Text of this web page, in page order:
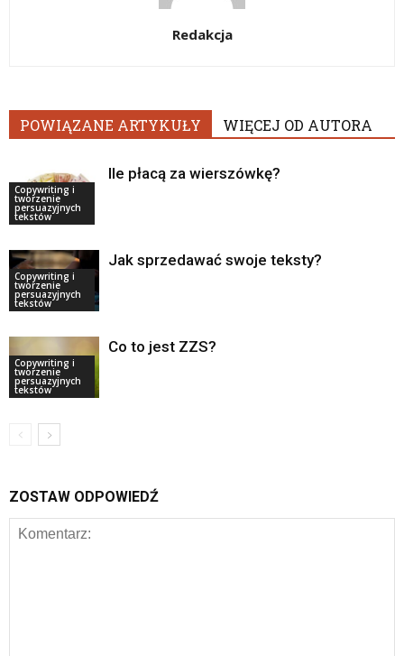
Redakcja
POWIĄZANE ARTYKUŁY WIĘCEJ OD AUTORA
Copywriting i
tworzenie
persuazyjnych
tekstów
Ile płacą za wierszówkę?
Copywriting i
tworzenie
persuazyjnych
tekstów
Jak sprzedawać swoje teksty?
Copywriting i
tworzenie
persuazyjnych
tekstów
Co to jest ZZS?
ZOSTAW ODPOWIEDŹ